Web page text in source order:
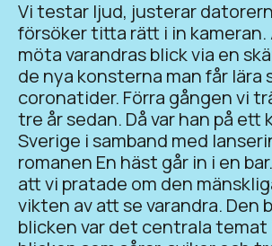
Vi testar ljud, justerar
försöker titta rätt i in kameran.
möta varandras blick via en
de nya konsterna man får lära
coronatider. Förra gången vi
tre år sedan. Då var han på ett
Sverige i samband med
romanen En häst går in i en
att vi pratade om den
vikten av att se varandra. Den
blicken var det centrala temat